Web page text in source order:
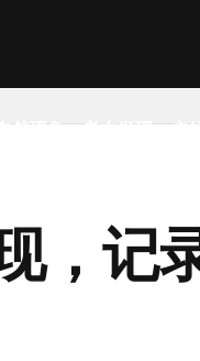
然现象 考古发现 户
，记